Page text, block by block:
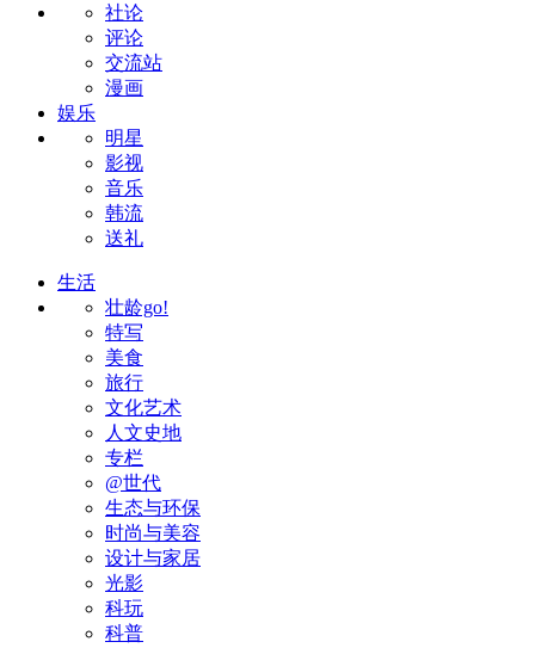
社论
评论
交流站
漫画
娱乐
明星
影视
音乐
韩流
送礼
生活
壮龄go!
特写
美食
旅行
文化艺术
人文史地
专栏
@世代
生态与环保
时尚与美容
设计与家居
光影
科玩
科普